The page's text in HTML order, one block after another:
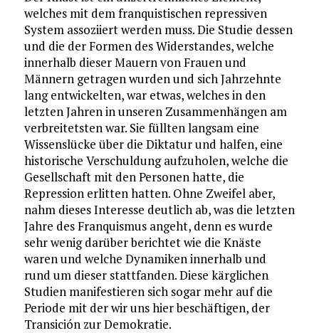
welches mit dem franquistischen repressiven
System assoziiert werden muss. Die Studie dessen
und die der Formen des Widerstandes, welche
innerhalb dieser Mauern von Frauen und
Männern getragen wurden und sich Jahrzehnte
lang entwickelten, war etwas, welches in den
letzten Jahren in unseren Zusammenhängen am
verbreitetsten war. Sie füllten langsam eine
Wissenslücke über die Diktatur und halfen, eine
historische Verschuldung aufzuholen, welche die
Gesellschaft mit den Personen hatte, die
Repression erlitten hatten. Ohne Zweifel aber,
nahm dieses Interesse deutlich ab, was die letzten
Jahre des Franquismus angeht, denn es wurde
sehr wenig darüber berichtet wie die Knäste
waren und welche Dynamiken innerhalb und
rund um dieser stattfanden. Diese kärglichen
Studien manifestieren sich sogar mehr auf die
Periode mit der wir uns hier beschäftigen, der
Transición zur Demokratie.